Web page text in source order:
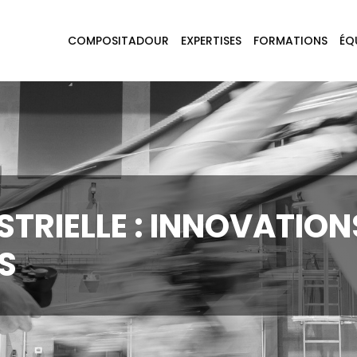
COMPOSITADOUR
EXPERTISES FORMATIONS
: